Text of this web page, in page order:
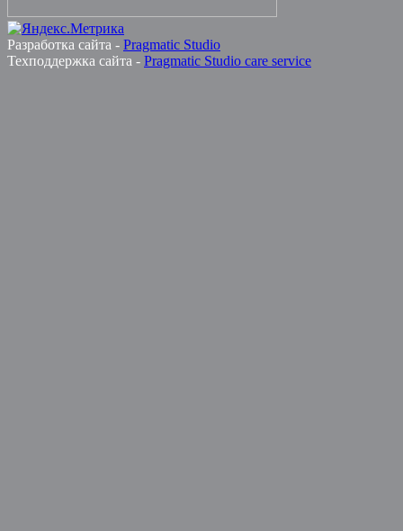
Разработка сайта - Pragmatic Studio
Техподдержка сайта - Pragmatic Studio care service